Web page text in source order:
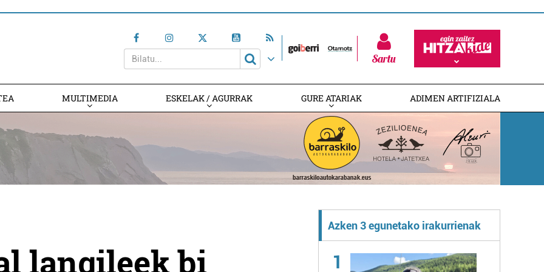
Sartu
MULTIMEDIA ESKELAK / AGURRAK GURE ATARIAK ADIMEN ARTIFIZIALA
langileek bi
Azken 3 egunetako irakurrienak
1